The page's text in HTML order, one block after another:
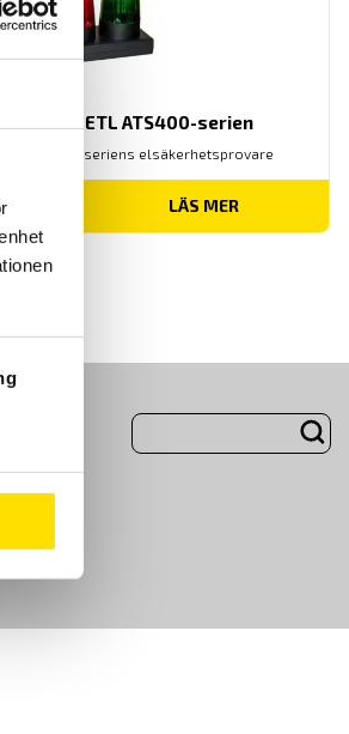
för ETL ATS400-serien
för ATS400-seriens elsäkerhetsprovare
LÄS MER